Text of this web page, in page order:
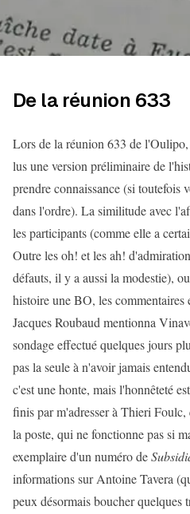
De la réunion 633
Lors de la réunion 633 de
lus une version préliminaire de
prendre connaissance (si toutefois
dans l'ordre). La similitude avec
les participants (comme elle a
Outre les oh! et les ah!
défauts, il y a aussi la modestie),
histoire une BO, les commentaires
Jacques Roubaud mentionna
sondage effectué quelques jours
pas la seule à n'avoir jamais
c'est une honte, mais l'honnêteté
finis par m'adresser à Thieri
la poste, qui ne fonctionne pas si
exemplaire d'un numéro de
informations sur Antoine Tavera
peux désormais boucher quelques